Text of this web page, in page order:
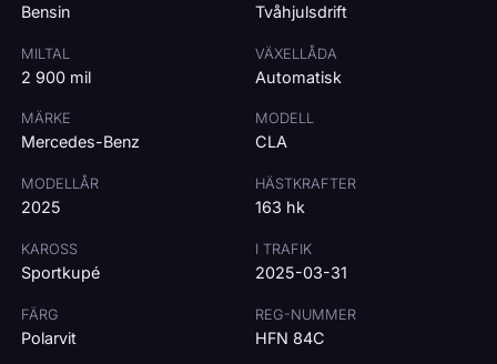
Bensin Tvåhjulsdrift
MILTAL
2 900 mil
VÄXELLÅDA
Automatisk
MÄRKE
Mercedes-Benz
MODELL
CLA
MODELLÅR
2025
HÄSTKRAFTER
163 hk
KAROSS
Sportkupé
I TRAFIK
2025-03-31
FÄRG
Polarvit
REG-NUMMER
HFN 84C